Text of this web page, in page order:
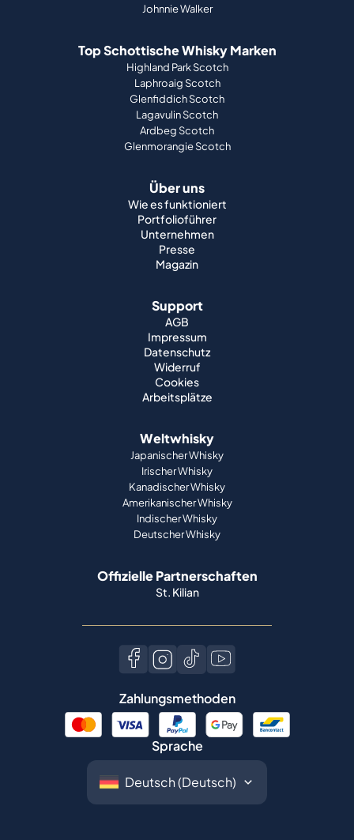
Johnnie Walker
Top Schottische Whisky Marken
Highland Park Scotch
Laphroaig Scotch
Glenfiddich Scotch
Lagavulin Scotch
Ardbeg Scotch
Glenmorangie Scotch
Über uns
Wie es funktioniert
Portfolioführer
Unternehmen
Presse
Magazin
Support
AGB
Impressum
Datenschutz
Widerruf
Cookies
Arbeitsplätze
Weltwhisky
Japanischer Whisky
Irischer Whisky
Kanadischer Whisky
Amerikanischer Whisky
Indischer Whisky
Deutscher Whisky
Offizielle Partnerschaften
St. Kilian
Zahlungsmethoden
Sprache